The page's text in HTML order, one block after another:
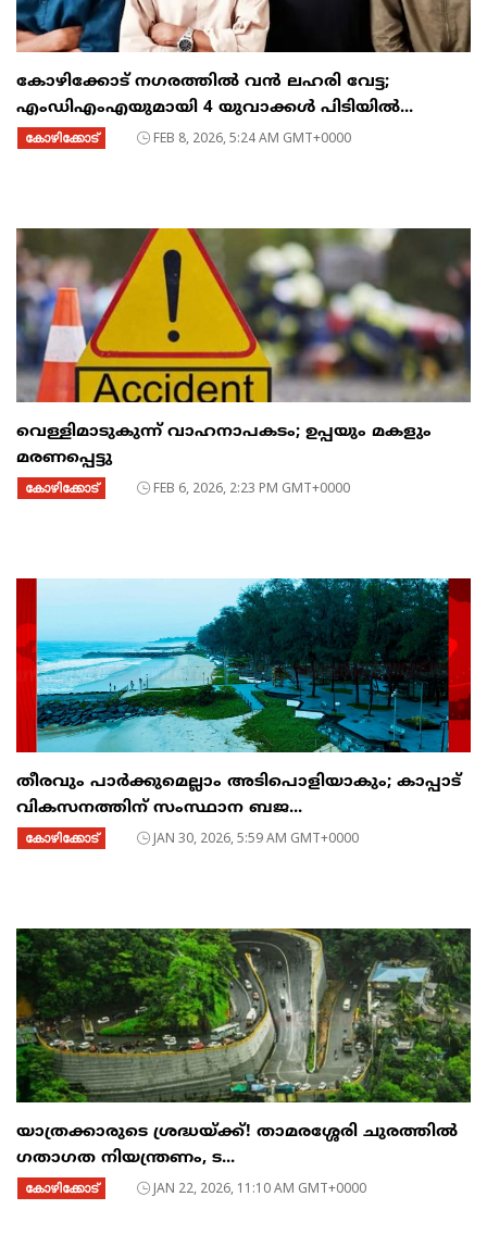
കോഴിക്കോട് നഗരത്തിൽ വൻ ലഹരി വേട്ട;
എംഡിഎംഎയുമായി 4 യുവാക്കൾ പിടിയിൽ...
കോഴിക്കോട് FEB 8, 2026, 5:24 AM GMT+0000
വെള്ളിമാടുകുന്ന് വാഹനാപകടം; ഉപ്പയും മകളും
മരണപ്പെട്ടു
കോഴിക്കോട് FEB 6, 2026, 2:23 PM GMT+0000
തീരവും പാർക്കുമെല്ലാം അടിപൊളിയാകും; കാപ്പാട്
വികസനത്തിന് സംസ്ഥാന ബജ...
കോഴിക്കോട് JAN 30, 2026, 5:59 AM GMT+0000
യാത്രക്കാരുടെ ശ്രദ്ധയ്ക്ക്! താമരശ്ശേരി ചുരത്തിൽ
ഗതാഗത നിയന്ത്രണം, ട...
കോഴിക്കോട് JAN 22, 2026, 11:10 AM GMT+0000